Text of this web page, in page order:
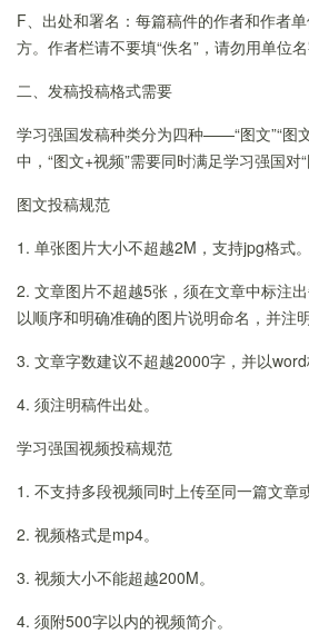
F、出处和署名：每篇稿件的作者和作者
方。作者栏请不要填“佚名”，请勿用单位名
二、发稿投稿格式需要
学习强国发稿种类分为四种——“图文”“图
中，“图文+视频”需要同时满足学习强国对“
图文投稿规范
1. 单张图片大小不超越2M，支持jpg格式。
2. 文章图片不超越5张，须在文章中标注
以顺序和明确准确的图片说明命名，并注
3. 文章字数建议不超越2000字，并以word
4. 须注明稿件出处。
学习强国视频投稿规范
1. 不支持多段视频同时上传至同一篇文章
2. 视频格式是mp4。
3. 视频大小不能超越200M。
4. 须附500字以内的视频简介。